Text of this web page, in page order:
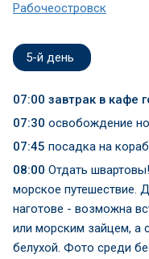
Рабочеостровск
5-й день
07:00 завтрак в кафе
07:30 освобождение
07:45 посадка на
08:00 Отдать
морское путешествие.
наготове - возможна
или морским зайцем, а
белухой. Фото среди